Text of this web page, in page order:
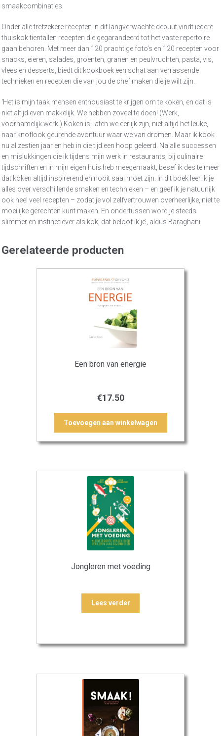
smaakcombinaties.
Onder alle trefzekere recepten in dit langverwachte debuut vindt iedere
thuiskok tientallen recepten die gegarandeerd tot het vaste repertoire
gaan behoren. Met meer dan 120 prachtige foto’s en 120 recepten voor
snacks, eieren, salades, groenten, granen en peulvruchten, pasta, vis,
vlees en desserts, biedt dit kookboek een schat aan verrassende
technieken en recepten die van jou de chef maken die je wilt zijn.
‘Het is mijn taak mensen enthousiast te krijgen om te koken, en dat is
niet altijd even makkelijk. We hebben zoveel te doen! (Werk,
voornamelijk werk.) Koken is, laten we eerlijk zijn, niet altijd het leuke,
naar knoflook geurende avontuur waar we van dromen. Maar ik kook
nu al zestien jaar en heb in die tijd een hoop geleerd. Na alle successen
en mislukkingen die ik tijdens mijn werk in restaurants, bij culinaire
tijdschriften en in mijn eigen huis heb meegemaakt, besef ik des te meer
dat koken altijd inspirerend en nooit saai moet zijn. In dit boek leer ik je
alles over verschillende smaken en technieken – en geef ik je natuurlijk
ook heel veel recepten – zodat je vol zelfvertrouwen overheerlijke, niet te
moeilijke gerechten kunt maken. En ondertussen word je steeds
slimmer en instinctiever als kok, dat beloof ik je’, aldus Baraghani.
Gerelateerde producten
Een bron van energie
€17.50
Toevoegen aan winkelwagen
Jongleren met voeding
Lees verder